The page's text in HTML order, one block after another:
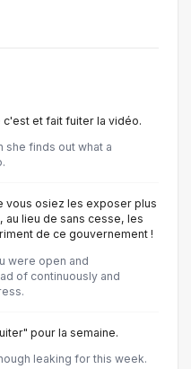
et fait fuiter la vidéo.
she finds out what a
vous osiez les exposer plus
lieu de sans cesse, les
de ce gouvernement !
were open and
of continuously and
pour la semaine.
leaking for this week.